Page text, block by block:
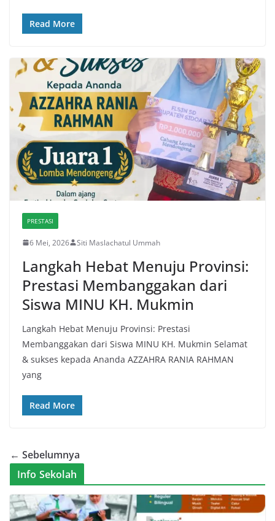
Read More
PRESTASI
6 Mei, 2026 Siti Maslachatul Ummah
Langkah Hebat Menuju Provinsi:
Prestasi Membanggakan dari
Siswa MINU KH. Mukmin
Langkah Hebat Menuju Provinsi: Prestasi
Membanggakan dari Siswa MINU KH. Mukmin Selamat
& sukses kepada Ananda AZZAHRA RANIA RAHMAN
yang
Read More
← Sebelumnya
Info Sekolah